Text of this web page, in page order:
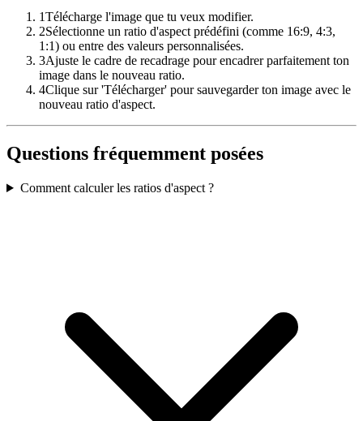
1Télécharge l'image que tu veux modifier.
2Sélectionne un ratio d'aspect prédéfini (comme 16:9, 4:3,
1:1) ou entre des valeurs personnalisées.
3Ajuste le cadre de recadrage pour encadrer parfaitement ton
image dans le nouveau ratio.
4Clique sur 'Télécharger' pour sauvegarder ton image avec le
nouveau ratio d'aspect.
Questions fréquemment posées
Comment calculer les ratios d'aspect ?